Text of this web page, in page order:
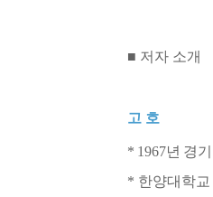
■ 저자 소개
고 호
* 1967년 경
* 한양대학교